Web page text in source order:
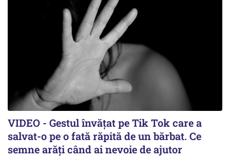
VIDEO - Gestul învățat pe Tik Tok care a
salvat-o pe o fată răpită de un bărbat. Ce
semne arăți când ai nevoie de ajutor